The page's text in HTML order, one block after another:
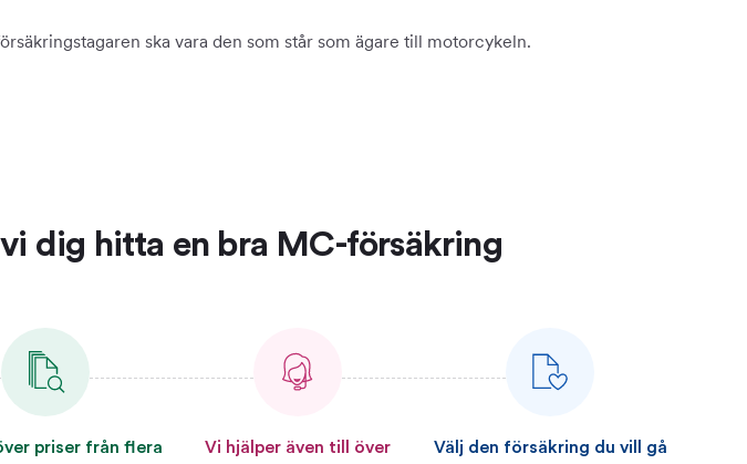
ska vara den som står som ägare till motorcykeln.
dig hitta en bra MC-försäkring
priser från flera
Vi hjälper även till över
Välj den försäkring du vill gå